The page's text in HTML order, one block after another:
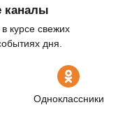
каналы
курсе свежих
дня.
Одноклассники